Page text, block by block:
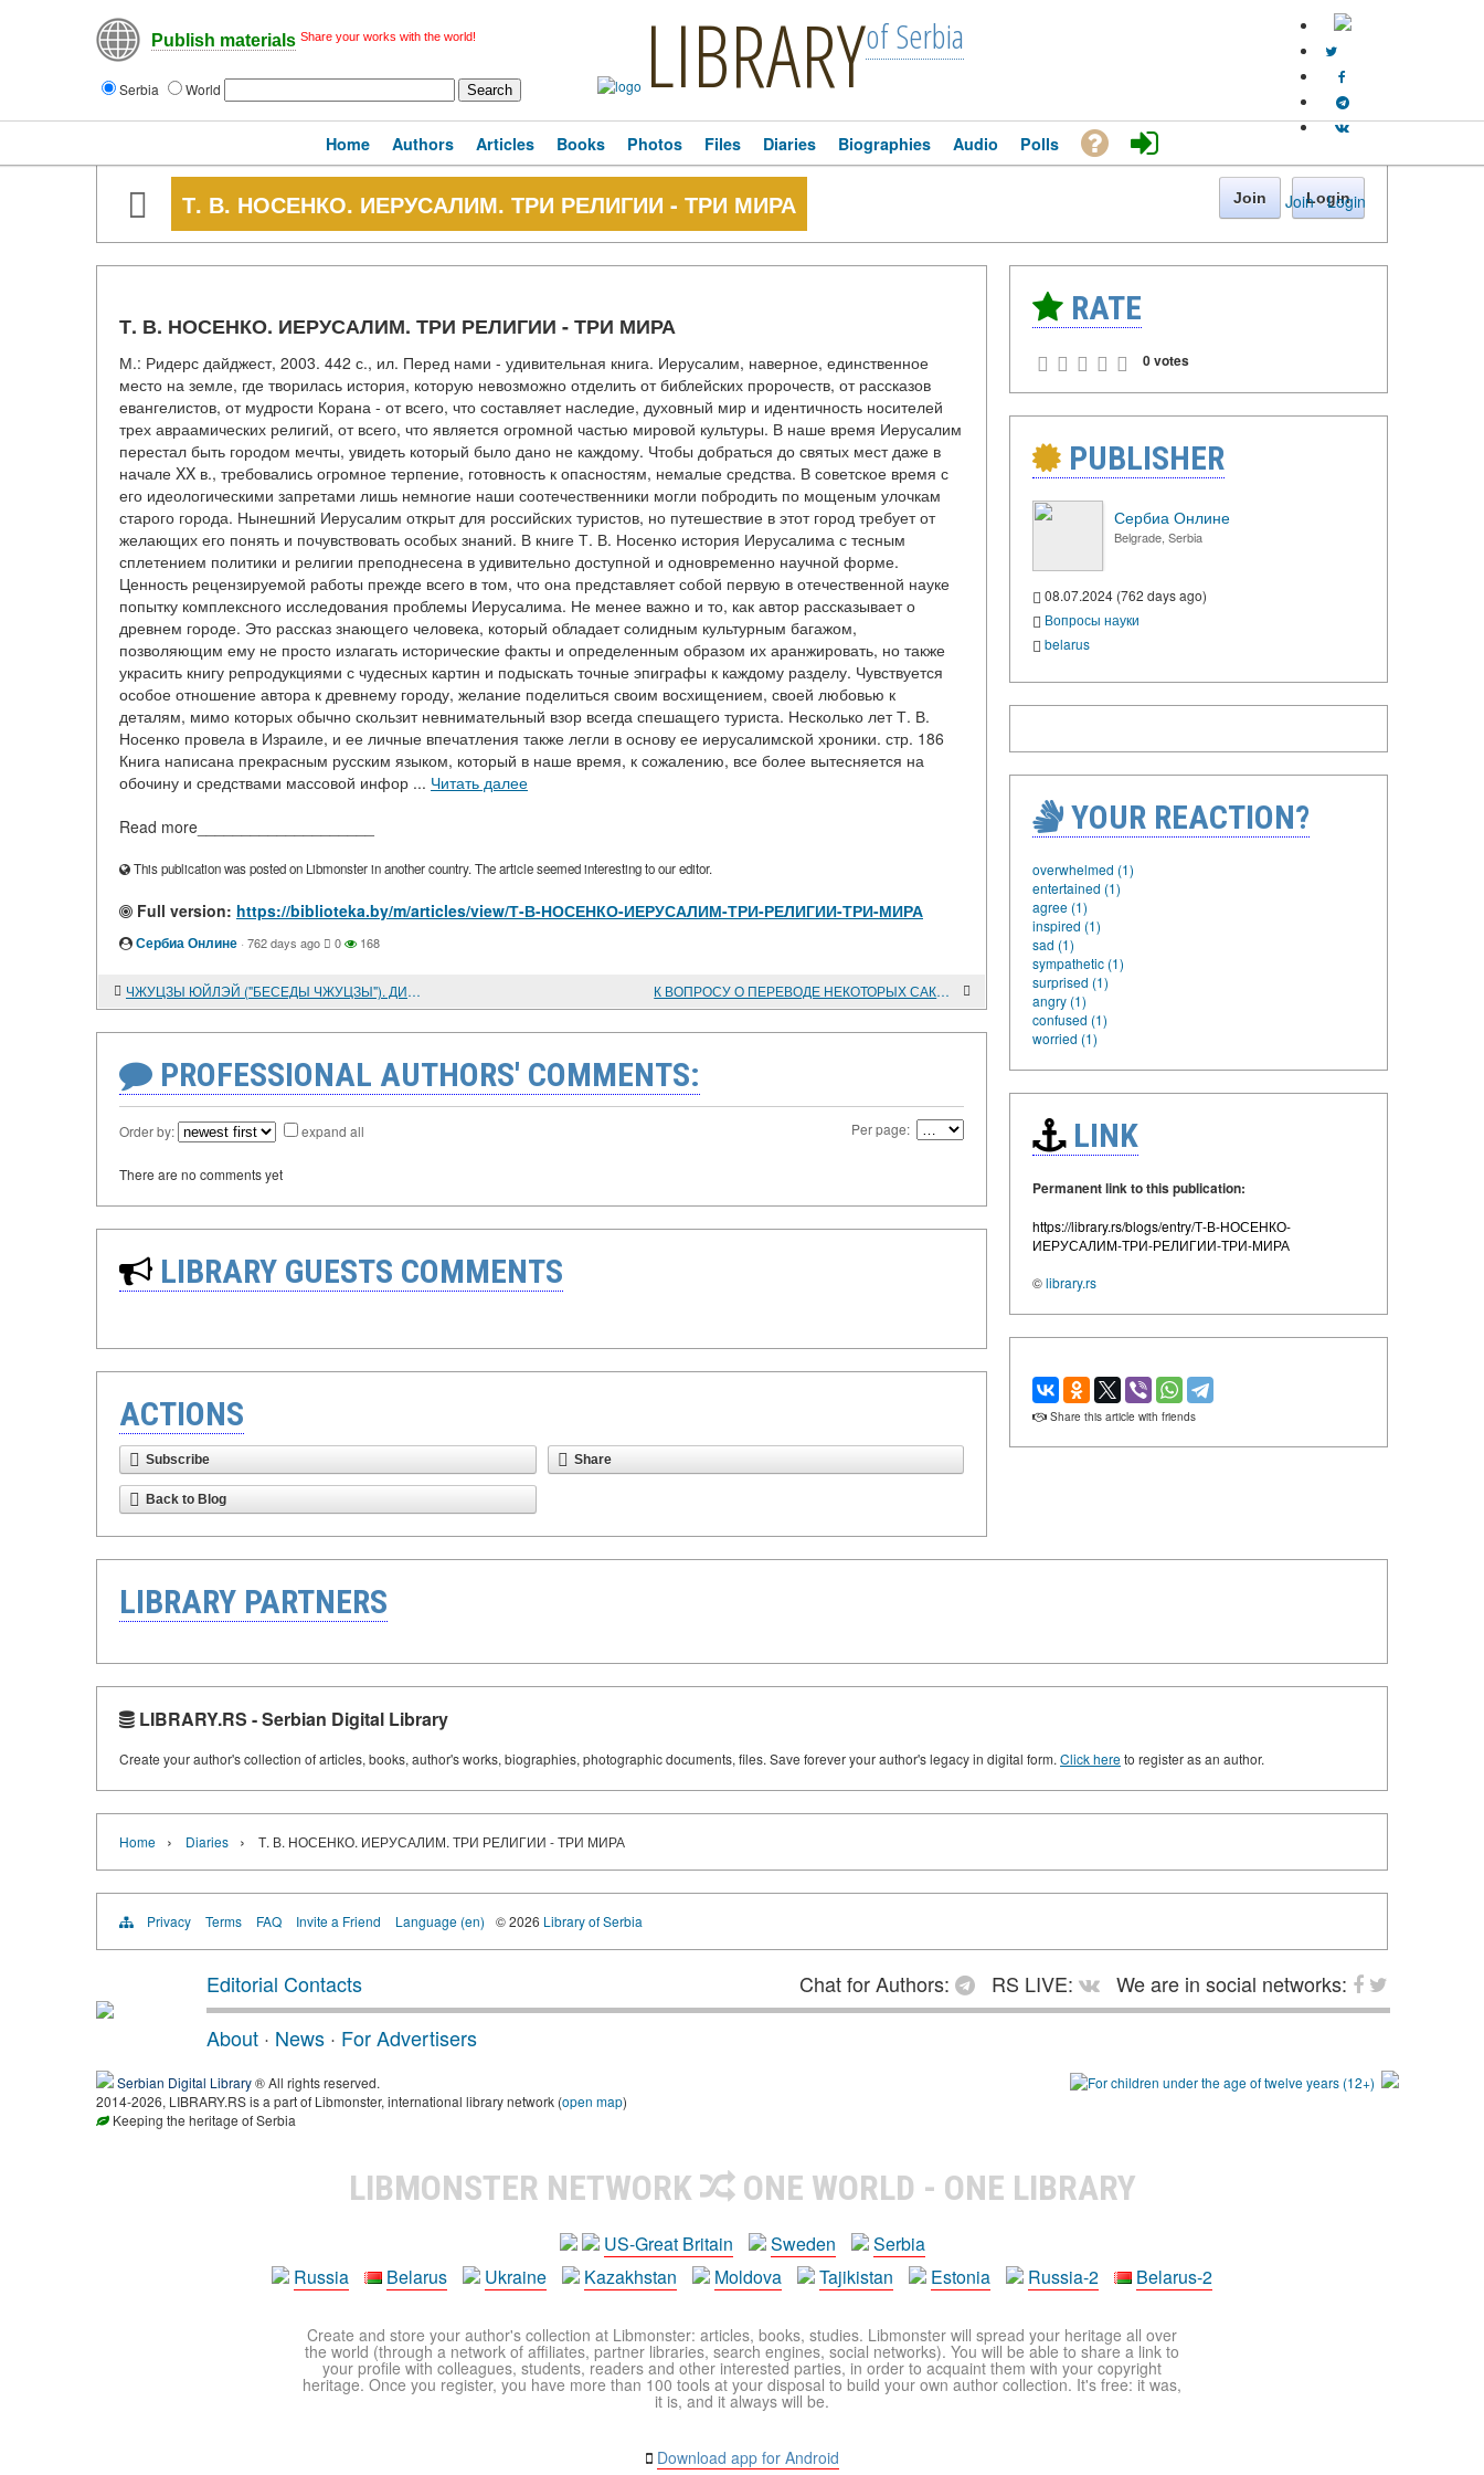
Publish materials Share your works with the world!
Serbia World LIBRARYof Serbia
Join · Login
Home Authors Articles Books Photos Files Diaries Biographies Audio Polls
Т. В. НОСЕНКО. ИЕРУСАЛИМ. ТРИ РЕЛИГИИ - ТРИ МИРА Join Login
Т. В. НОСЕНКО. ИЕРУСАЛИМ. ТРИ РЕЛИГИИ - ТРИ МИРА
М.: Ридерс дайджест, 2003. 442 с., ил. Перед нами - удивительная книга. Иерусалим, наверное, единственное
место на земле, где творилась история, которую невозможно отделить от библейских пророчеств, от рассказов
евангелистов, от мудрости Корана - от всего, что составляет наследие, духовный мир и идентичность носителей
трех авраамических религий, от всего, что является огромной частью мировой культуры. В наше время Иерусалим
перестал быть городом мечты, увидеть который было дано не каждому. Чтобы добраться до святых мест даже в
начале XX в., требовались огромное терпение, готовность к опасностям, немалые средства. В советское время с
его идеологическими запретами лишь немногие наши соотечественники могли побродить по мощеным улочкам
старого города. Нынешний Иерусалим открыт для российских туристов, но путешествие в этот город требует от
желающих его понять и почувствовать особых знаний. В книге Т. В. Носенко история Иерусалима с тесным
сплетением политики и религии преподнесена в удивительно доступной и одновременно научной форме.
Ценность рецензируемой работы прежде всего в том, что она представляет собой первую в отечественной науке
попытку комплексного исследования проблемы Иерусалима. Не менее важно и то, как автор рассказывает о
древнем городе. Это рассказ знающего человека, который обладает солидным культурным багажом,
позволяющим ему не просто излагать исторические факты и определенным образом их аранжировать, но также
украсить книгу репродукциями с чудесных картин и подыскать точные эпиграфы к каждому разделу. Чувствуется
особое отношение автора к древнему городу, желание поделиться своим восхищением, своей любовью к
деталям, мимо которых обычно скользит невнимательный взор всегда спешащего туриста. Несколько лет Т. В.
Носенко провела в Израиле, и ее личные впечатления также легли в основу ее иерусалимской хроники. стр. 186
Книга написана прекрасным русским языком, который в наше время, к сожалению, все более вытесняется на
обочину и средствами массовой инфор ... Читать далее
Read more____________________
This publication was posted on Libmonster in another country. The article seemed interesting to our editor.
Full version: https://biblioteka.by/m/articles/view/Т-В-НОСЕНКО-ИЕРУСАЛИМ-ТРИ-РЕЛИГИИ-ТРИ-МИРА
Сербиа Онлине · 762 days ago 0 168
ЧЖУЦЗЫ ЮЙЛЭЙ ("БЕСЕДЫ ЧЖУЦЗЫ"). ДИАЛОГИ 1 - 19 РАЗДЕЛА 1 "ВЕЛИКИЙ ПРЕДЕЛ, НЕБО И ЗЕМЛЯ"; § 1 "О ПРИНЦИПЕ И ПНЕВМЕ" ГЛАВЫ 1 К ВОПРОСУ О ПЕРЕВОДЕ НЕКОТОРЫХ САКРАЛЬНЫХ МУСУЛЬМАНСКИХ ФОРМУЛ НА РУССКИЙ ЯЗЫК
PROFESSIONAL AUTHORS' COMMENTS:
Order by: expand all Per page:
There are no comments yet
LIBRARY GUESTS COMMENTS
ACTIONS
Subscribe Share
Back to Blog
RATE
0 votes
PUBLISHER
Сербиа Онлине
Belgrade, Serbia
08.07.2024 (762 days ago)
Вопросы науки
belarus
YOUR REACTION?
overwhelmed (1)
entertained (1)
agree (1)
inspired (1)
sad (1)
sympathetic (1)
surprised (1)
angry (1)
confused (1)
worried (1)
LINK
Permanent link to this publication:
https://library.rs/blogs/entry/Т-В-НОСЕНКО-
ИЕРУСАЛИМ-ТРИ-РЕЛИГИИ-ТРИ-МИРА
©library.rs
Share this article with friends
LIBRARY PARTNERS
LIBRARY.RS - Serbian Digital Library
Create your author's collection of articles, books, author's works, biographies, photographic documents, files. Save forever your author's legacy in digital form. Click hereto register as an author.
Home › Diaries › Т. В. НОСЕНКО. ИЕРУСАЛИМ. ТРИ РЕЛИГИИ - ТРИ МИРА
Privacy Terms FAQ Invite a Friend Language (en) © 2026 Library of Serbia
Editorial Contacts Chat for Authors: RS LIVE:
We are in social networks:
About · News · For Advertisers
Serbian Digital Library® All rights reserved.
2014-2026, LIBRARY.RS is a part of Libmonster, international library network (open map)
Keeping the heritage of Serbia
LIBMONSTER NETWORK ONE WORLD - ONE LIBRARY
US-Great Britain Sweden
Serbia
Russia
Belarus Ukraine Kazakhstan Moldova Tajikistan Estonia Russia-2 Belarus-2
Create and store your author's collection at Libmonster: articles, books, studies. Libmonster will spread your heritage all over
the world (through a network of affiliates, partner libraries, search engines, social networks). You will be able to share a link to
your profile with colleagues, students, readers and other interested parties, in order to acquaint them with your copyright
heritage. Once you register, you have more than 100 tools at your disposal to build your own author collection. It's free: it was,
it is, and it always will be.
Download app for Android